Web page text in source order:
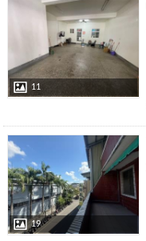
店長推薦
11
店長推薦
19